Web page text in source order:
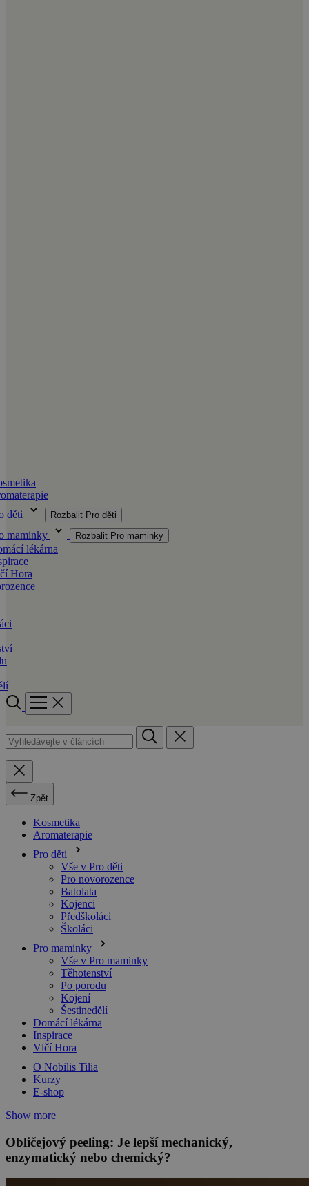
děti
Rozbalit Pro děti
maminky Rozbalit Pro maminky
lékárna
Hora
Zpět
Kosmetika
Aromaterapie
Pro děti
Vše v Pro děti
Pro novorozence
Batolata
Kojenci
Předškoláci
Školáci
Pro maminky
Vše v Pro maminky
Těhotenství
Po porodu
Kojení
Šestinedělí
Domácí lékárna
Inspirace
Vlčí Hora
O Nobilis Tilia
Kurzy
E-shop
Show more
Obličejový peeling: Je lepší mechanický,
enzymatický nebo chemický?